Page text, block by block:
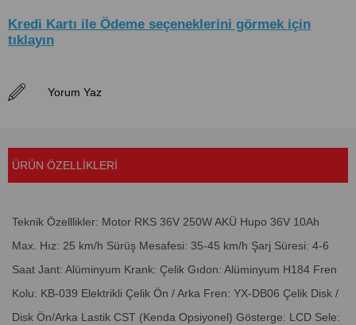
Kredi Kartı ile Ödeme seçeneklerini görmek için
tıklayın
Yorum Yaz
ÜRÜN ÖZELLIKLERI
Teknik Özelllikler: Motor RKS 36V 250W AKÜ Hupo 36V 10Ah
Max. Hız: 25 km/h Sürüş Mesafesi: 35-45 km/h Şarj Süresi: 4-6
Saat Jant: Alüminyum Krank: Çelik Gıdon: Alüminyum H184 Fren
Kolu: KB-039 Elektrikli Çelik Ön / Arka Fren: YX-DB06 Çelik Disk /
Disk Ön/Arka Lastik CST (Kenda Opsiyonel) Gösterge: LCD Sele: